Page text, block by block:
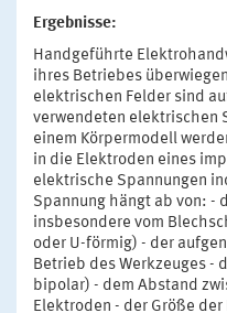
Ergebnisse:
Handgeführte
ihres Betriebes
elektrischen Felder sind
verwendeten elektrischen
einem Körpermodell
in die Elektroden eines
elektrische Spannungen
Spannung hängt ab von: -
insbesondere vom
oder U-förmig) - der
Betrieb des Werkzeuges -
bipolar) - dem Abstand
Elektroden - der Größe